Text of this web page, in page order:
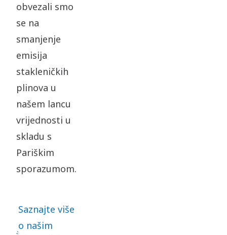
obvezali smo
se na
smanjenje
emisija
stakleničkih
plinova u
našem lancu
vrijednosti u
skladu s
Pariškim
sporazumom.
Saznajte više
o našim